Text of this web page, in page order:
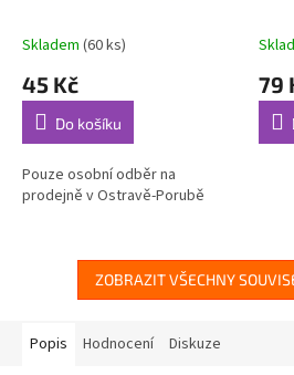
Skladem (60 ks)
45 Kč
Do košíku
Pouze osobní odběr na
prodejně v Ostravě-Porubě
79
ZOBRAZIT VŠECHNY
Popis Hodnocení Diskuze